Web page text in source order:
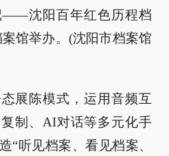
——沈阳百年红色历程档
馆举办。(沈阳市档案馆
展陈模式，运用音频互
制、AI对话等多元化手
“听见档案、看见档案、